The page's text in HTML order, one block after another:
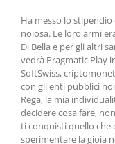
Ha messo lo
noiosa. Le loro armi
Di Bella e per gli altri
vedrà Pragmatic Play
SoftSwiss,
con gli enti pubblici
Rega, la mia
decidere cosa fare,
ti conquisti quello che
sperimentare la gioia